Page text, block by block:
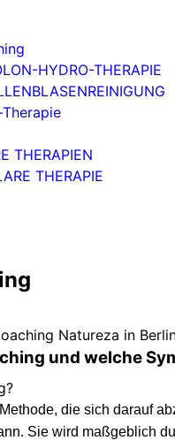
HYDRO-THERAPIE
THERAPIEN
THERAPIE
Natureza in
und welche
die sich darauf
Sie wird maßgeblich